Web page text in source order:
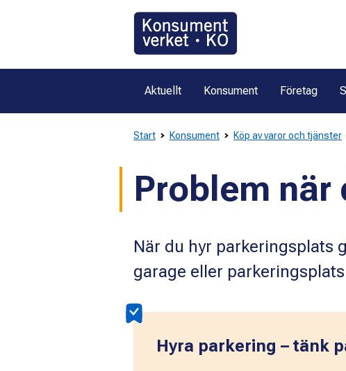
Aktuellt Konsument Företag
Start Konsument Köp av varor och tjänster
Problem när
När du hyr parkeringsplats
garage eller
Hyra parkering – tänk